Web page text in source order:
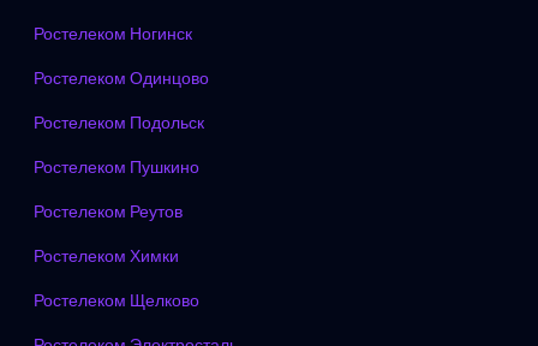
Ростелеком Ногинск
Ростелеком Одинцово
Ростелеком Подольск
Ростелеком Пушкино
Ростелеком Реутов
Ростелеком Химки
Ростелеком Щелково